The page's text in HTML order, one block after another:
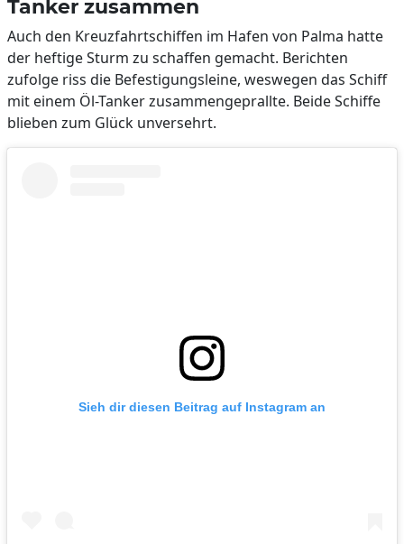
Tanker zusammen
Auch den Kreuzfahrtschiffen im Hafen von Palma hatte
der heftige Sturm zu schaffen gemacht. Berichten
zufolge riss die Befestigungsleine, weswegen das Schiff
mit einem Öl-Tanker zusammengeprallte. Beide Schiffe
blieben zum Glück unversehrt.
Sieh dir diesen Beitrag auf Instagram an